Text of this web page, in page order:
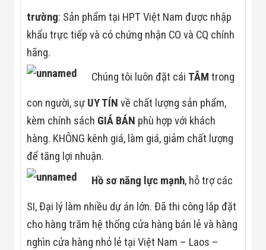
trường: Sản phẩm tại HPT Việt Nam được nhập
khẩu trực tiếp và có chứng nhận CO và CQ chính
hãng.
Chúng tôi luôn đặt cái TÂM trong
con người, sựUY TÍN về chất lượng sản phẩm,
kèm chính sách GIÁ BÁN phù hợp với khách
hàng. KHÔNG kênh giá, làm giá, giảm chất lượng
để tăng lợi nhuận.
Hồ sơ năng lực mạnh, hỗ trợ các
SI, Đại lý làm nhiều dự án lớn. Đã thi công lắp đặt
cho hàng trăm hệ thống cửa hàng bán lẻ và hàng
nghìn cửa hàng nhỏ lẻ tại Việt Nam – Laos –